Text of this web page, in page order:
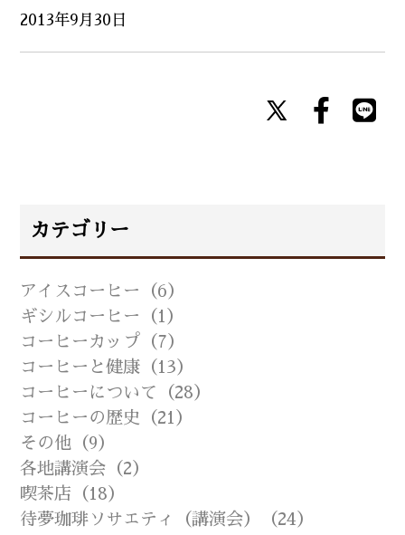
2013年9月30日
カテゴリー
アイスコーヒー（6）
ギシルコーヒー（1）
コーヒーカップ（7）
コーヒーと健康（13）
コーヒーについて（28）
コーヒーの歴史（21）
その他（9）
各地講演会（2）
喫茶店（18）
待夢珈琲ソサエティ（講演会）（24）